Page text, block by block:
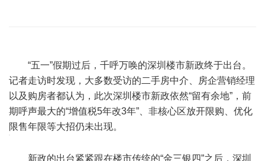
“五一”假期过后，千呼万唤的深圳楼市新政终于出台。
记者走访时发现，大多数受访的二手房中介、房企营销经理
以及购房者都认为，此次深圳楼市新政依然“留有余地”，前
期呼声最大的“增值税5年改3年”、非核心区放开限购、优化
限售年限等大招仍未出现。
新政的出台紧紧跟在楼市传统的“金三银四”之后，深圳